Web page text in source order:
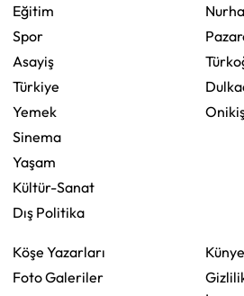
Eğitim
Spor
Asayiş
Türkiye
Yemek
Sinema
Yaşam
Kültür-Sanat
Dış Politika
Köşe Yazarları
Foto Galeriler
Künye